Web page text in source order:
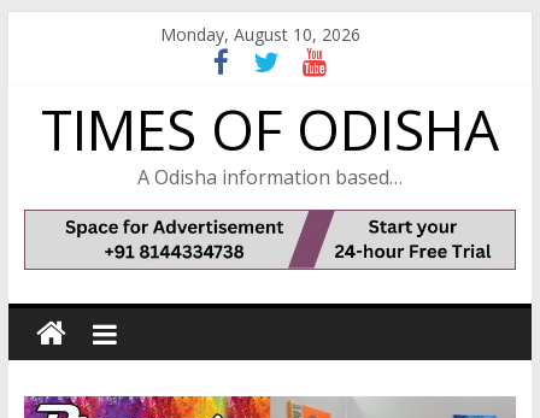
Monday, August 10, 2026
TIMES OF ODISHA
A Odisha information based…